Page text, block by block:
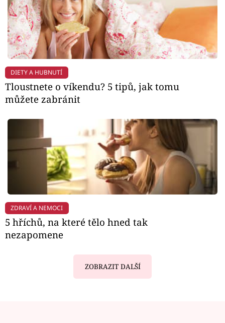
DIETY A HUBNUTÍ
Tloustnete o víkendu? 5 tipů, jak tomu
můžete zabránit
ZDRAVÍ A NEMOCI
5 hříchů, na které tělo hned tak
nezapomene
ZOBRAZIT DALŠÍ